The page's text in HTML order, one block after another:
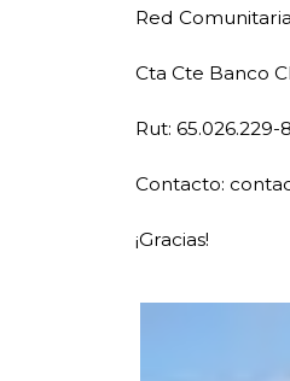
Red
Cta Cte Banco
Rut: 65.026.229-8
Contacto:
¡Gracias!